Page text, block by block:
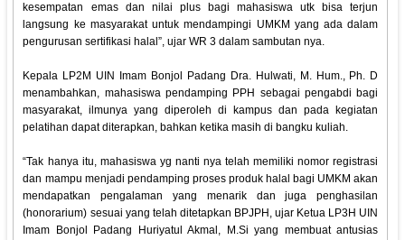
kesempatan emas dan nilai plus bagi mahasiswa utk bisa terjun
langsung ke masyarakat untuk mendampingi UMKM yang ada dalam
pengurusan sertifikasi halal”, ujar WR 3 dalam sambutan nya.
Kepala LP2M UIN Imam Bonjol Padang Dra. Hulwati, M. Hum., Ph. D
menambahkan, mahasiswa pendamping PPH sebagai pengabdi bagi
masyarakat, ilmunya yang diperoleh di kampus dan pada kegiatan
pelatihan dapat diterapkan, bahkan ketika masih di bangku kuliah.
“Tak hanya itu, mahasiswa yg nanti nya telah memiliki nomor registrasi
dan mampu menjadi pendamping proses produk halal bagi UMKM akan
mendapatkan pengalaman yang menarik dan juga penghasilan
(honorarium) sesuai yang telah ditetapkan BPJPH, ujar Ketua LP3H UIN
Imam Bonjol Padang Huriyatul Akmal, M.Si yang membuat antusias